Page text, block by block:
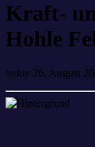
Kraft-
Hohle
today 26. August